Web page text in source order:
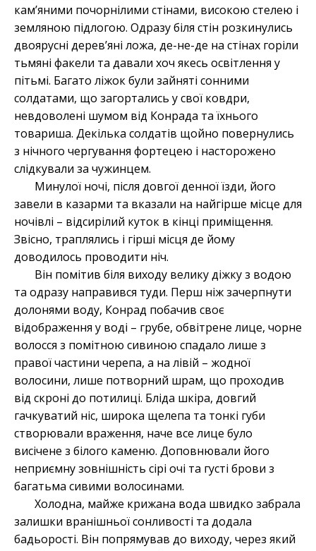
кам’яними почорнілими стінами, високою стелею і
земляною підлогою. Одразу біля стін розкинулись
двоярусні дерев’яні ложа, де-не-де на стінах горіли
тьмяні факели та давали хоч якесь освітлення у
пітьмі. Багато ліжок були зайняті сонними
солдатами, що загортались у свої ковдри,
невдоволені шумом від Конрада та їхнього
товариша. Декілька солдатів щойно повернулись
з нічного чергування фортецею і насторожено
слідкували за чужинцем.
Минулої ночі, після довгої денної їзди, його
завели в казарми та вказали на найгірше місце для
ночівлі – відсирілий куток в кінці приміщення.
Звісно, траплялись і гірші місця де йому
доводилось проводити ніч.
Він помітив біля виходу велику діжку з водою
та одразу направився туди. Перш ніж зачерпнути
долонями воду, Конрад побачив своє
відображення у воді – грубе, обвітрене лице, чорне
волосся з помітною сивиною спадало лише з
правої частини черепа, а на лівій – жодної
волосини, лише потворний шрам, що проходив
від скроні до потилиці. Бліда шкіра, довгий
гачкуватий ніс, широка щелепа та тонкі губи
створювали враження, наче все лице було
висічене з білого каменю. Доповнювали його
неприємну зовнішність сірі очі та густі брови з
багатьма сивими волосинами.
Холодна, майже крижана вода швидко забрала
залишки вранішньої сонливості та додала
бадьорості. Він попрямував до виходу, через який